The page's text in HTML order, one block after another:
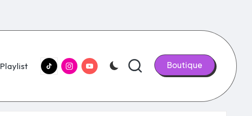
Playlist tiktok.comInstagram.com
youtube.com Boutique